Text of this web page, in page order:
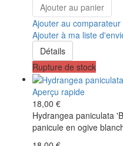
Ajouter au panier
Ajouter au comparateur
Ajouter à ma liste
Détails
Rupture de stock
Aperçu rapide
18,00 €
Hydrangea paniculata
panicule en ogive